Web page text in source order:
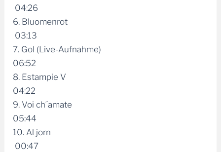
04:26
6. Bluomenrot
03:13
7. Gol (Live-Aufnahme)
06:52
8. Estampie V
04:22
9. Voi ch´amate
05:44
10. Al jorn
00:47